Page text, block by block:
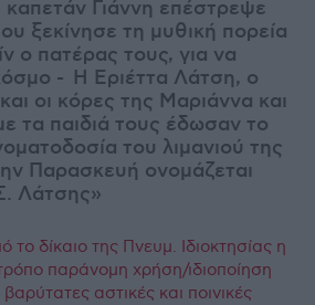
καπετάν Γιάννη επέστρεψε
ξεκίνησε τη μυθική πορεία
ο πατέρας τους, για να
- Η Εριέττα Λάτση, ο
οι κόρες της Μαριάννα και
τα παιδιά τους έδωσαν το
του λιμανιού της
Παρασκευή ονομάζεται
Λάτσης»
το δίκαιο της Πνευμ. Ιδιοκτησίας η
παράνομη χρήση/ιδιοποίηση
αστικές και ποινικές